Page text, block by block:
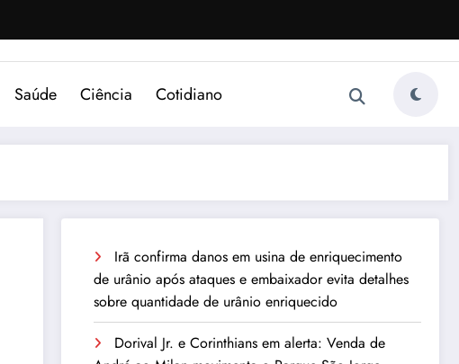
Saúde Ciência Cotidiano
Irã confirma danos em usina de enriquecimento
de urânio após ataques e embaixador evita detalhes
sobre quantidade de urânio enriquecido
Dorival Jr. e Corinthians em alerta: Venda de